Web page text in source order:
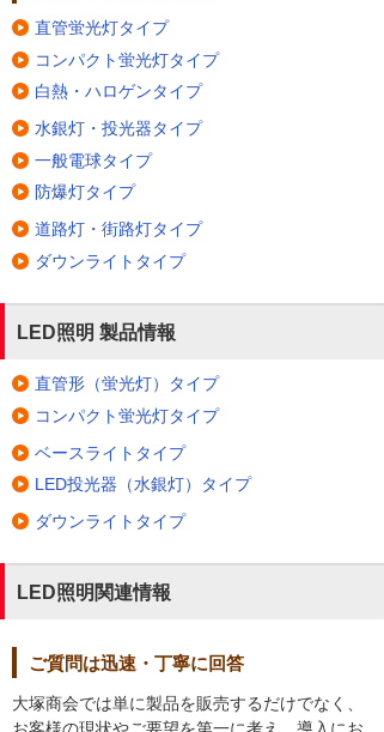
直管蛍光灯タイプ
コンパクト蛍光灯タイプ
白熱・ハロゲンタイプ
水銀灯・投光器タイプ
一般電球タイプ
防爆灯タイプ
道路灯・街路灯タイプ
ダウンライトタイプ
LED照明 製品情報
直管形（蛍光灯）タイプ
コンパクト蛍光灯タイプ
ベースライトタイプ
LED投光器（水銀灯）タイプ
ダウンライトタイプ
LED照明関連情報
ご質問は迅速・丁寧に回答
大塚商会では単に製品を販売するだけでなく、